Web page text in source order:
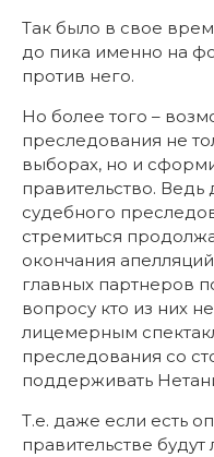
Так было в свое
до пика именно на
против него.
Но более того –
преследования не
выборах, но и
правительство. Ведь
судебного
стремиться
окончания
главных партнеров
вопросу кто из них
лицемерным
преследования со
поддерживать
Т.е. даже если есть
правительстве